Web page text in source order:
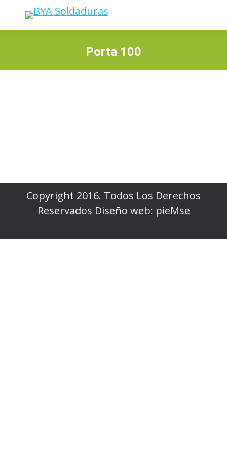
Porta 100
Estás aquí:
Copyright 2016. Todos Los Derechos
Reservados Diseño web: pieMse